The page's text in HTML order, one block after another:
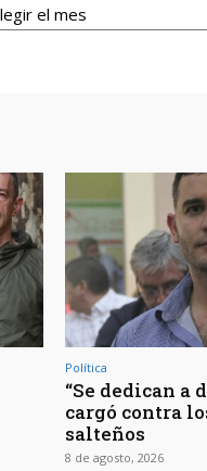
Política
“Se dedican a
cargó contra
salteños
8 de agosto, 2026